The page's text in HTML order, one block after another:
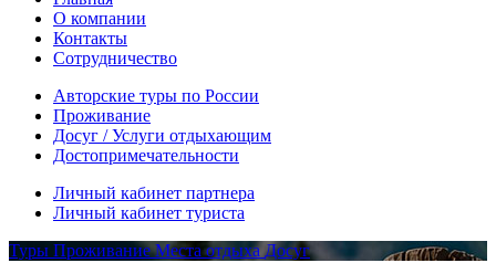
О компании
Контакты
Сотрудничество
Авторские туры по России
Проживание
Досуг / Услуги отдыхающим
Достопримечательности
Личный кабинет партнера
Личный кабинет туриста
Туры ПроживаниеМеста отдыха Досуг